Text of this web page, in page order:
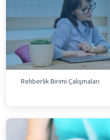
Rehberlik Birimi Çalışmaları